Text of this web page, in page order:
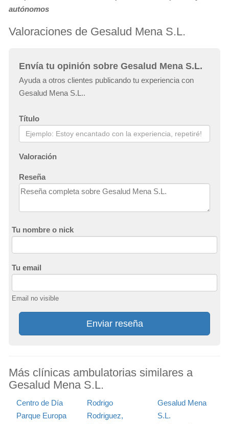
autónomos
Valoraciones de Gesalud Mena S.L.
Envía tu opinión sobre Gesalud Mena S.L.
Ayuda a otros clientes publicando tu experiencia con
Gesalud Mena S.L..
Título
Valoración
Reseña
Tu nombre o nick
Tu email
Email no visible
Enviar reseña
Más clínicas ambulatorias similares a
Gesalud Mena S.L.
Centro de Día
Parque Europa
Rodrigo
Rodriguez,
Gesalud Mena
S.L.